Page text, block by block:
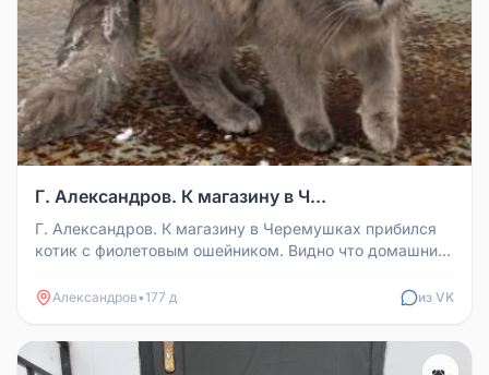
Г. Александров. К магазину в Ч...
Г. Александров. К магазину в Черемушках прибился
котик с фиолетовым ошейником. Видно что домашний.
Александров•177 д из VK